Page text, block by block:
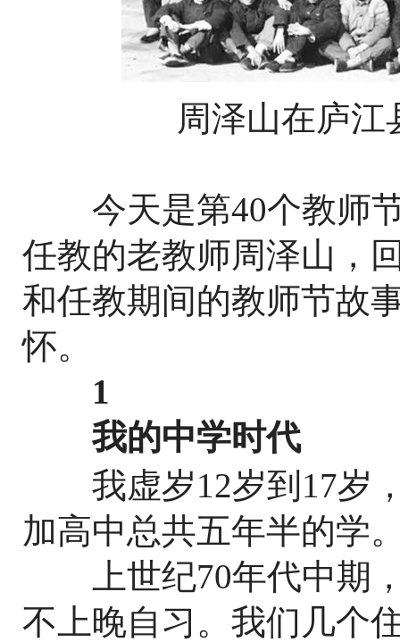
周泽山在庐江
今天是第40个教师节
任教的老教师周泽山，
和任教期间的教师节故
怀。
1
我的中学时代
我虚岁12岁到17岁，
加高中总共五年半的学
上世纪70年代中期，
不上晚自习。我们几个